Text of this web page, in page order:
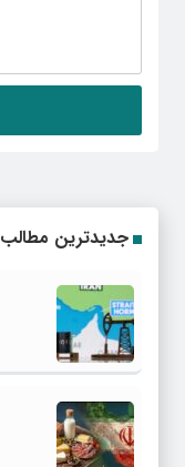
جدیدترین مطالب